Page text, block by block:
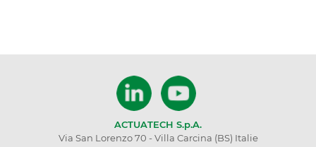
ACTUATECH S.p.A.
Via San Lorenzo 70 - Villa Carcina (BS) Italie